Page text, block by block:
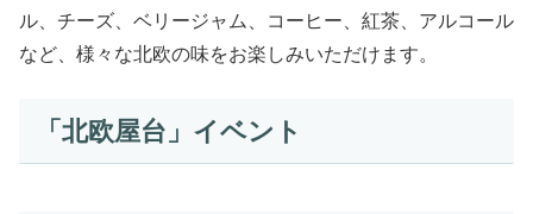
ル、チーズ、ベリージャム、コーヒー、紅茶、アルコール
など、様々な北欧の味をお楽しみいただけます。
「北欧屋台」イベント